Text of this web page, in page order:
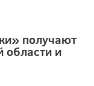
получают
области и